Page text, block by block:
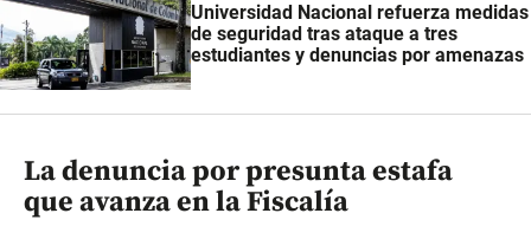
Universidad Nacional refuerza medidas
de seguridad tras ataque a tres
estudiantes y denuncias por amenazas
La denuncia por presunta estafa
que avanza en la Fiscalía